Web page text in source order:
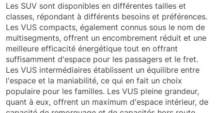
Les SUV sont disponibles en différentes tailles et
classes, répondant à différents besoins et préférences.
Les VUS compacts, également connus sous le nom de
multisegments, offrent un encombrement réduit et une
meilleure efficacité énergétique tout en offrant
suffisamment d'espace pour les passagers et le fret.
Les VUS intermédiaires établissent un équilibre entre
l'espace et la maniabilité, ce qui en fait un choix
populaire pour les familles. Les VUS pleine grandeur,
quant à eux, offrent un maximum d'espace intérieur, de